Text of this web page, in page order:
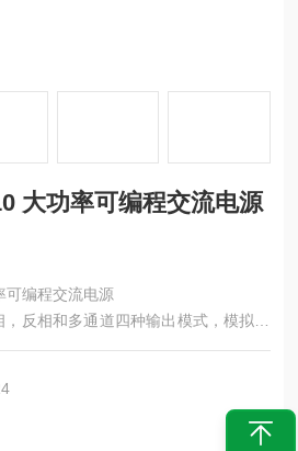
大功率可编程交流电源
可编程交流电源
反相和多通道四种输出模式，模拟不
示波功能，在无需示波器的情况下，允
交通，半导体及科研院校等多个领域的